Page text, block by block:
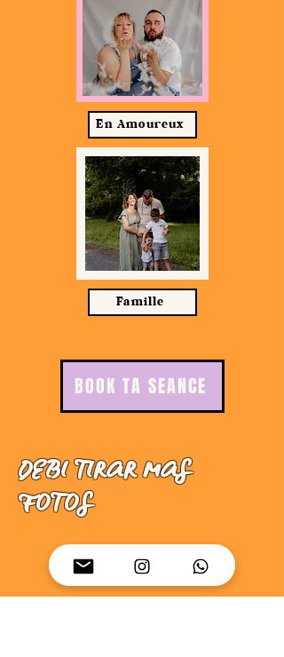
En Amoureux
Famille
BOOK TA SEANCE
DEBI TIRAR MAS
FOTOS